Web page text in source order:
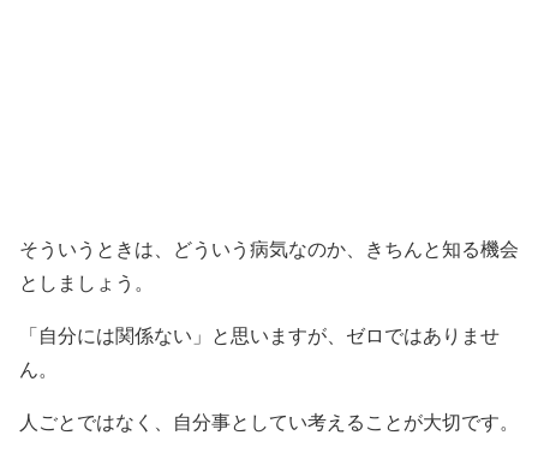
そういうときは、どういう病気なのか、きちんと知る機会
としましょう。
「自分には関係ない」と思いますが、ゼロではありませ
ん。
人ごとではなく、自分事としてい考えることが大切です。